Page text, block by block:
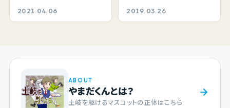
開催。土岐市で夜桜花
2021.04.06 2019.03.26
ABOUT
やまだくんとは？
土岐を駆けるマスコットの正体はこちら